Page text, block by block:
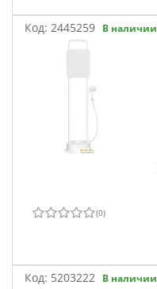
Код: 2445259 В наличии
(0)
Код: 5203222 В наличии